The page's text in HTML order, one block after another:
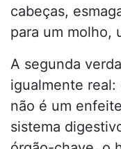
cabeças,
para um molho,
A segunda
igualmente real:
não é um
sistema